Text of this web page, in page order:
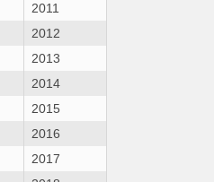
2011
2012
2013
2014
2015
2016
2017